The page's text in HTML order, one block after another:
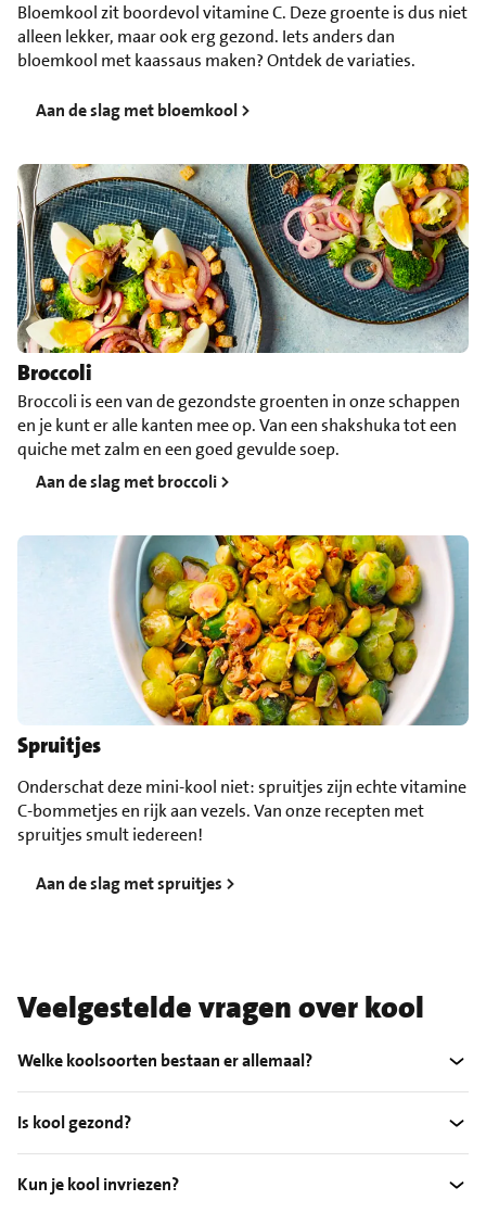
Bloemkool zit boordevol vitamine C. Deze groente is dus niet
alleen lekker, maar ook erg gezond. Iets anders dan
bloemkool met kaassaus maken? Ontdek de variaties.
Aan de slag met bloemkool >
Broccoli
Broccoli is een van de gezondste groenten in onze schappen
en je kunt er alle kanten mee op. Van een shakshuka tot een
quiche met zalm en een goed gevulde soep.
Aan de slag met broccoli >
Spruitjes
Onderschat deze mini-kool niet: spruitjes zijn echte vitamine
C-bommetjes en rijk aan vezels. Van onze recepten met
spruitjes smult iedereen!
Aan de slag met spruitjes >
Veelgestelde vragen over kool
Welke koolsoorten bestaan er allemaal?
Is kool gezond?
Kun je kool invriezen?